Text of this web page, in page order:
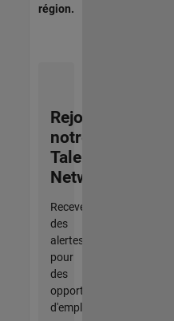
région.
Rejoignez
notre
Talent
Network
Recevez
des
alertes
pour
des
opportunités
d'emploi